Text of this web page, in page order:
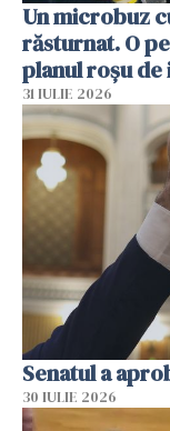
Un microbuz
răsturnat. O
planul roșu
31 IULIE 2026
Senatul a
30 IULIE 2026